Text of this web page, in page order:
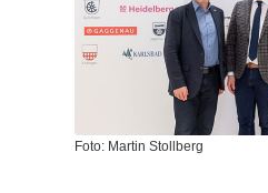
Foto: Martin Stollberg